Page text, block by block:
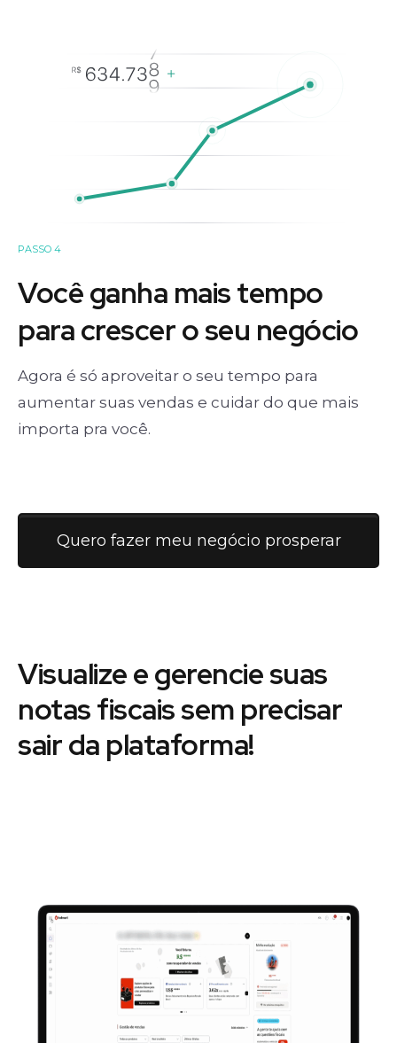
PASSO 4
Você ganha mais tempo
para crescer o seu negócio
Agora é só aproveitar o seu tempo para
aumentar suas vendas e cuidar do que mais
importa pra você.
Quero fazer meu negócio prosperar
Visualize e gerencie suas
notas fiscais sem precisar
sair da plataforma!